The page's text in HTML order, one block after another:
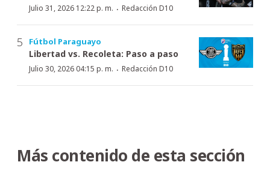
Julio 31, 2026 12:22 p. m. · Redacción D10
Fútbol Paraguayo
Libertad vs. Recoleta: Paso a paso
Julio 30, 2026 04:15 p. m. · Redacción D10
Más contenido de esta sección